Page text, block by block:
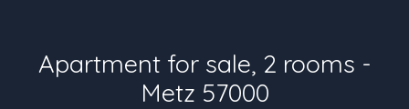
Apartment for sale, 2 rooms -
Metz 57000